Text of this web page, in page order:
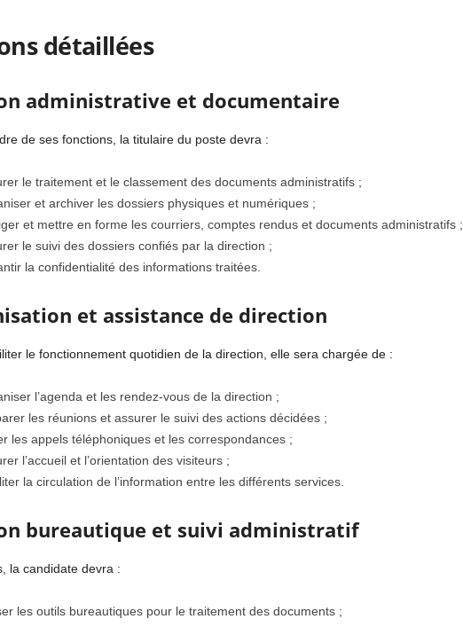
détaillées
administrative et documentaire
de ses fonctions, la titulaire du poste devra :
le traitement et le classement des documents administratifs ;
et archiver les dossiers physiques et numériques ;
et mettre en forme les courriers, comptes rendus et documents administratifs ;
le suivi des dossiers confiés par la direction ;
la confidentialité des informations traitées.
et assistance de direction
le fonctionnement quotidien de la direction, elle sera chargée de :
l’agenda et les rendez-vous de la direction ;
les réunions et assurer le suivi des actions décidées ;
les appels téléphoniques et les correspondances ;
l’accueil et l’orientation des visiteurs ;
la circulation de l’information entre les différents services.
bureautique et suivi administratif
la candidate devra :
les outils bureautiques pour le traitement des documents ;